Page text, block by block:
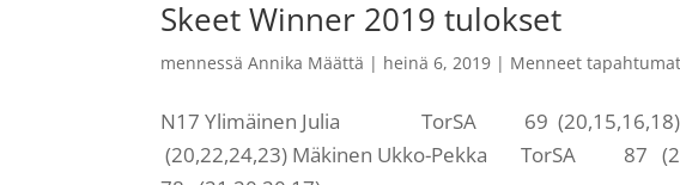
Skeet Winner 2019 tulokset
mennessäAnnika Määttä | heinä 6, 2019 | Menneet tapahtumat
N17 Ylimäinen Julia TorSA 69
(20,22,24,23) Mäkinen Ukko-Pekka TorSA